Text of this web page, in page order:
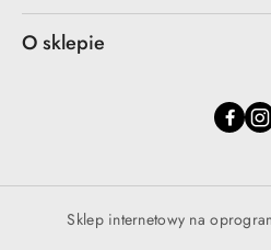
O sklepie
Sklep internetowy na